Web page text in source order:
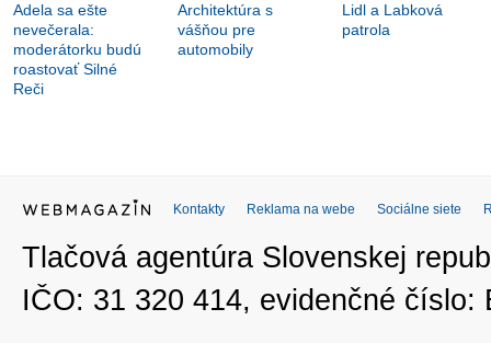
Adela sa ešte
nevečerala:
moderátorku budú
roastovať Silné
Reči
Architektúra s
vášňou pre
automobily
Lidl a Labková
patrola
Kontakty Reklama na webe Sociálne siete
Tlačová agentúra Slovenskej
IČO: 31 320 414, evidenčné číslo: